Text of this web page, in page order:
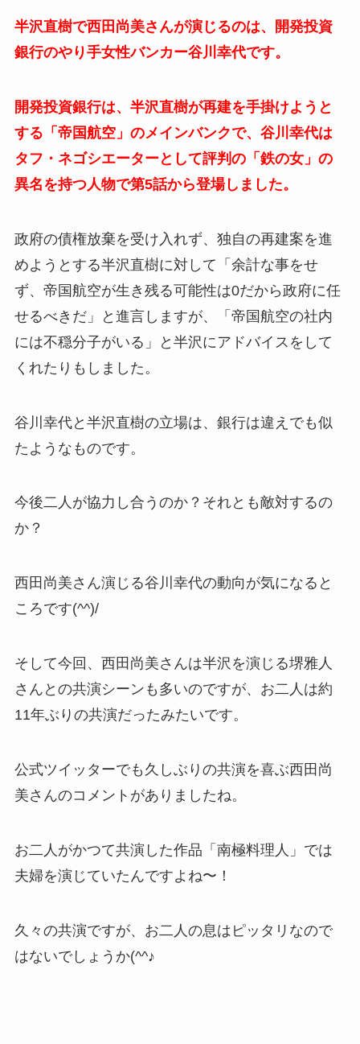
半沢直樹で西田尚美さんが演じるのは、開発投資
銀行のやり手女性バンカー谷川幸代です。
開発投資銀行は、半沢直樹が再建を手掛けようと
する「帝国航空」のメインバンクで、谷川幸代は
タフ・ネゴシエーターとして評判の「鉄の女」の
異名を持つ人物で第5話から登場しました。
政府の債権放棄を受け入れず、独自の再建案を進
めようとする半沢直樹に対して「余計な事をせ
ず、帝国航空が生き残る可能性は0だから政府に任
せるべきだ」と進言しますが、「帝国航空の社内
には不穏分子がいる」と半沢にアドバイスをして
くれたりもしました。
谷川幸代と半沢直樹の立場は、銀行は違えでも似
たようなものです。
今後二人が協力し合うのか？それとも敵対するの
か？
西田尚美さん演じる谷川幸代の動向が気になると
ころです(^^)/
そして今回、西田尚美さんは半沢を演じる堺雅人
さんとの共演シーンも多いのですが、お二人は約
11年ぶりの共演だったみたいです。
公式ツイッターでも久しぶりの共演を喜ぶ西田尚
美さんのコメントがありましたね。
お二人がかつて共演した作品「南極料理人」では
夫婦を演じていたんですよね〜！
久々の共演ですが、お二人の息はピッタリなので
はないでしょうか(^^♪